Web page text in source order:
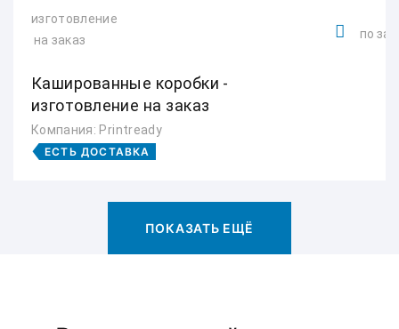
Кашированные коробки -
изготовление на заказ
Компания: Printready
ЕСТЬ ДОСТАВКА
по
ПОКАЗАТЬ ЕЩЁ